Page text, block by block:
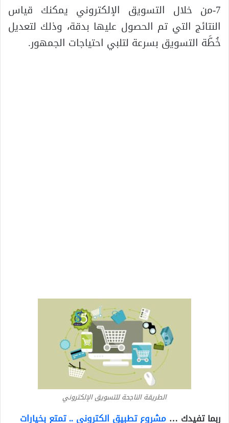
7-من خلال التسويق الإلكتروني يمكنك قياس
النتائج التي تم الحصول عليها بدقة، وذلك لتعديل
خُطَّة التسويق بسرعة لتلبي احتياجات الجمهور.
الطريقة الناجحة للتسويق الإلكتروني
ربما تفيدك … مشروع تطبيق الكتروني .. تمتع بخيارات